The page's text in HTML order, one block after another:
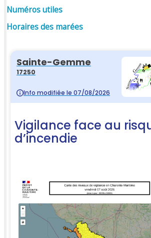
Numéros utiles
Horaires des marées